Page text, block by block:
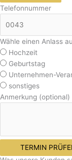
Telefonnummer
Wähle einen Anlass
Hochzeit
Geburtstag
Unternehmen-
sonstiges
Anmerkung (optional)
TERMIN